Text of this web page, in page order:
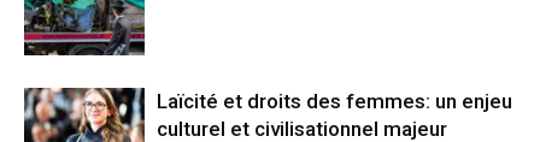
Laïcité et droits des femmes: un enjeu
culturel et civilisationnel majeur